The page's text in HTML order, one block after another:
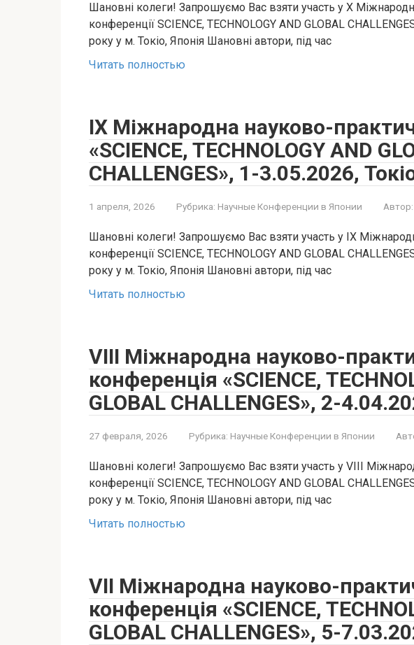
Шановні колеги! Запрошуємо Вас взяти участь у X
конференції SCIENCE, TECHNOLOGY AND GLOBAL
року у м. Токіо, Японія Шановні автори, під час
Читать полностью
IX Міжнародна науково-
«SCIENCE, TECHNOLOGY AND
CHALLENGES», 1-3.05.2026,
1 апреля, 2026 Рубрика: Научные Конференции в Японии Автор:
Шановні колеги! Запрошуємо Вас взяти участь у IX
конференції SCIENCE, TECHNOLOGY AND GLOBAL
року у м. Токіо, Японія Шановні автори, під час
Читать полностью
VIII Міжнародна науково-
конференція «SCIENCE,
GLOBAL CHALLENGES», 2-
27 февраля, 2026 Рубрика: Научные Конференции в Японии
Шановні колеги! Запрошуємо Вас взяти участь у VIII
конференції SCIENCE, TECHNOLOGY AND GLOBAL
року у м. Токіо, Японія Шановні автори, під час
Читать полностью
VII Міжнародна науково-
конференція «SCIENCE,
GLOBAL CHALLENGES», 5-